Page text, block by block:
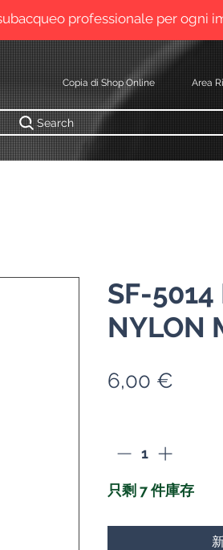
professionale per ogni
Copia di Shop Online Area
Search
SF-5014
NYLON
6,00 €
只剩 7 件庫存